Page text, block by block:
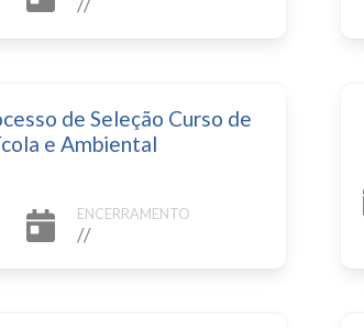
//
de Seleção Curso de
e Ambiental
ENCERRAMENTO
//